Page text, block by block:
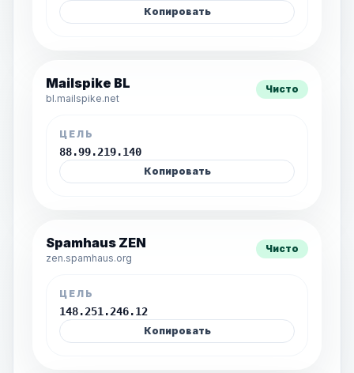
Копировать
Mailspike BL
bl.mailspike.net
Чисто
ЦЕЛЬ
88.99.219.140
Копировать
Spamhaus ZEN
zen.spamhaus.org
Чисто
ЦЕЛЬ
148.251.246.12
Копировать